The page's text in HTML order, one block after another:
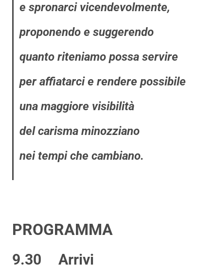
e spronarci vicendevolmente,
proponendo e suggerendo
quanto riteniamo possa servire
per affiatarci e rendere possibile
una maggiore visibilità
del carisma minozziano
nei tempi che cambiano.
PROGRAMMA
9.30 Arrivi